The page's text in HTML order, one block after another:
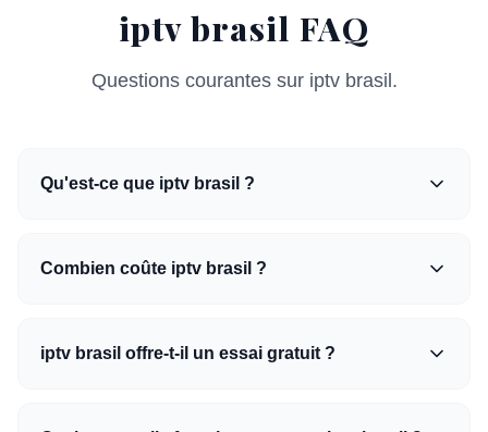
iptv brasil FAQ
Questions courantes sur iptv brasil.
Qu'est-ce que iptv brasil ?
Combien coûte iptv brasil ?
iptv brasil offre-t-il un essai gratuit ?